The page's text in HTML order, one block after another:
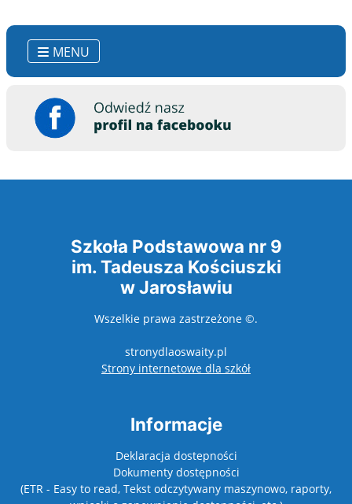
MENU
Szkoła Podstawowa nr 9
im. Tadeusza Kościuszki
w Jarosławiu
Wszelkie prawa zastrzeżone ©.
stronydlaoswaity.pl
Strony internetowe dla szkółotwiera się w
Informacje
Deklaracja dostepności
Dokumenty dostępności
(ETR - Easy to read, Tekst odczytywany maszynowo, raporty,